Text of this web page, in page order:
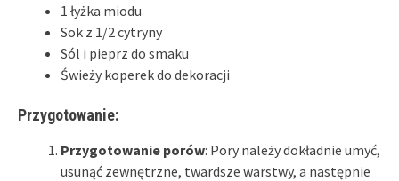
1 łyżka miodu
Sok z 1/2 cytryny
Sól i pieprz do smaku
Świeży koperek do dekoracji
Przygotowanie:
Przygotowanie porów: Pory należy dokładnie umyć,
usunąć zewnętrzne, twardsze warstwy, a następnie